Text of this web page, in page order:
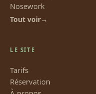
Nosework
Tout voir
LE SITE
Tarifs
Réservation